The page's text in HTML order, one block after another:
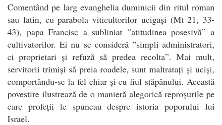
Comentând pe larg evanghelia duminicii din ritul roman
sau latin, cu parabola viticultorilor ucigași (Mt 21, 33-
43), papa Francisc a subliniat ”atitudinea posesivă” a
cultivatorilor. Ei nu se consideră ”simpli administratori,
ci proprietari și refuză să predea recolta”. Mai mult,
servitorii trimiși să preia roadele, sunt maltratați și uciși,
comportându-se la fel chiar și cu fiul stăpânului. Această
povestire ilustrează de o manieră alegorică reproșurile pe
care profeții le spuneau despre istoria poporului lui
Israel.